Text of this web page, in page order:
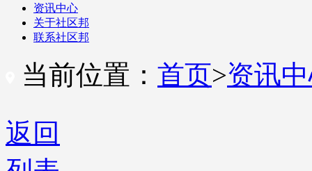
资讯中心
关于社区邦
联系社区邦
当前位置： 首页>资讯
返回